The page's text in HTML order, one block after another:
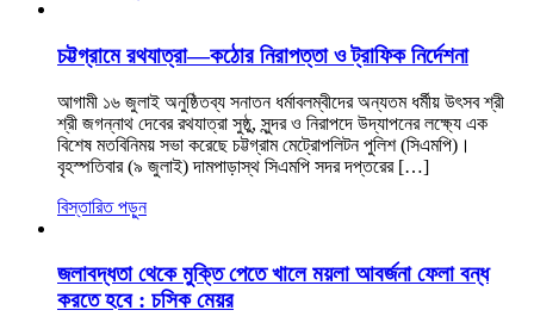
চট্টগ্রামে রথযাত্রা—কঠোর নিরাপত্তা ও ট্রাফিক নির্দেশনা
আগামী ১৬ জুলাই অনুষ্ঠিতব্য সনাতন ধর্মাবলম্বীদের অন্যতম ধর্মীয় উৎসব শ্রী
শ্রী জগন্নাথ দেবের রথযাত্রা সুষ্ঠু, সুন্দর ও নিরাপদে উদ্‌যাপনের লক্ষ্যে এক
বিশেষ মতবিনিময় সভা করেছে চট্টগ্রাম মেট্রোপলিটন পুলিশ (সিএমপি)।
বৃহস্পতিবার (৯ জুলাই) দামপাড়াস্থ সিএমপি সদর দপ্তরের […]
বিস্তারিত পড়ুন
জলাবদ্ধতা থেকে মুক্তি পেতে খালে ময়লা আবর্জনা ফেলা বন্ধ
করতে হবে : চসিক মেয়র